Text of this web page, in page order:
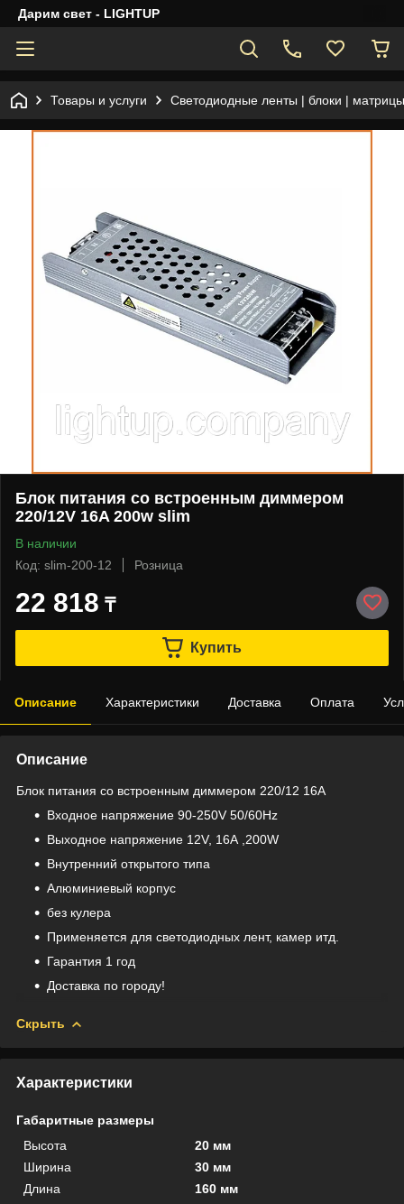
Дарим свет - LIGHTUP
Товары и услуги Светодиодные ленты | блоки |
Блок питания со встроенным диммером
220/12V 16A 200w slim
В наличии
Код: slim-200-12
Розница
22 818 ₸
Купить
Описание Характеристики Доставка Оплата
Описание
Блок питания со встроенным диммером 220/12 16A
Входное напряжение 90-250V 50/60Hz
Выходное напряжение 12V, 16А ,200W
Внутренний открытого типа
Алюминиевый корпус
без кулера
Применяется для светодиодных лент, камер итд.
Гарантия 1 год
Доставка по городу!
Скрыть
Характеристики
Габаритные размеры
Высота
20 мм
Ширина
30 мм
Длина
160 мм